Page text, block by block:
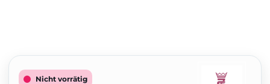
Nicht vorrätig